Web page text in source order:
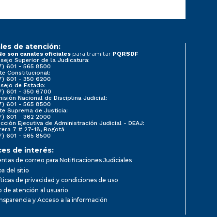
de atención:
son canales oficiales para tramitar PQRSDF
Superior de la Judicatura:
601 - 565 8500
Constitucional:
601 - 350 6200
de Estado:
601 - 350 6700
Nacional de Disciplina Judicial:
601 - 565 8500
Suprema de Justicia:
601 - 362 2000
Ejecutiva de Administración Judicial - DEAJ:
7 # 27-18, Bogotá
601 - 565 8500
de interés:
de correo para Notificaciones Judiciales
del sitio
de privacidad y condiciones de uso
de atención al usuario
y Acceso a la información